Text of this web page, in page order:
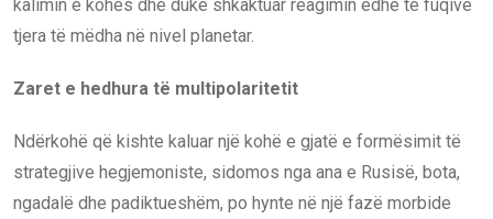
kalimin e kohës dhe duke shkaktuar reagimin edhe të fuqive
tjera të mëdha në nivel planetar.
Zaret e hedhura të multipolaritetit
Ndërkohë që kishte kaluar një kohë e gjatë e formësimit të
strategjive hegjemoniste, sidomos nga ana e Rusisë, bota,
ngadalë dhe padiktueshëm, po hynte në një fazë morbide